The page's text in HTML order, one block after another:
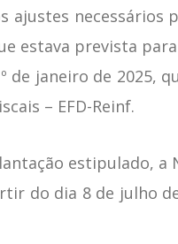
ajustes
estava prevista
de janeiro de
– EFD-Reinf.
estipulado,
do dia 8 de julho